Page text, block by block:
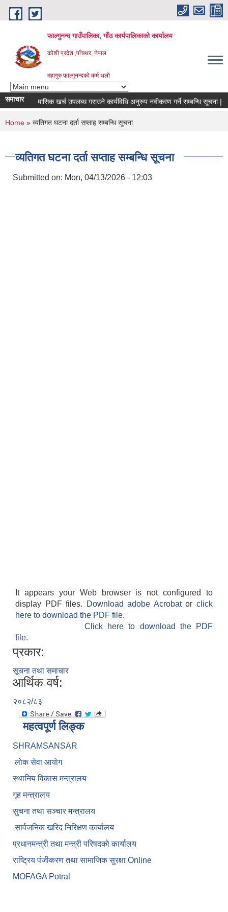
Skip to main content
फाल्गुनन्द गाउँपालिका, गाँउ कार्यपालिकाको कार्यालय
कोशी प्रदेश ,पाँचथर, नेपाल
महागुरु फाल्गुनन्दको कर्म थलो
समाचार मासिक खर्च उपलब्ध गराउने कार्यविधि अनुरुप नवीकरण गर्ने सम्बन्धि सूचना |
You are here
Home » व्यतिगत घटना दर्ता सप्ताह सम्बन्धि सूचना
व्यतिगत घटना दर्ता सप्ताह सम्बन्धि सूचना
Submitted on: Mon, 04/13/2026 - 12:03
It appears your Web browser is not configured to
display PDF files.
Download adobe Acrobatorclick
here to download the PDF file.
Click here to download the PDF
file.
प्रकार:
सूचना तथा समाचार
आर्थिक वर्ष:
२०८२/८३
महत्वपूर्ण लिङ्क
SHRAMSANSAR
लाेक सेवा आयाेग
स्थानिय विकास मन्त्रालय
गृह मन्त्रालय
सुचना तथा सञ्चार मन्त्रालय
सार्वजनिक खरिद निरिक्षण कार्यालय
प्रधानमन्त्री तथा मन्त्री परिषदकाे कार्यालय
राष्ट्रिय पंजीकरण तथा सामाजिक सुरक्षा Online
MOFAGA Potral